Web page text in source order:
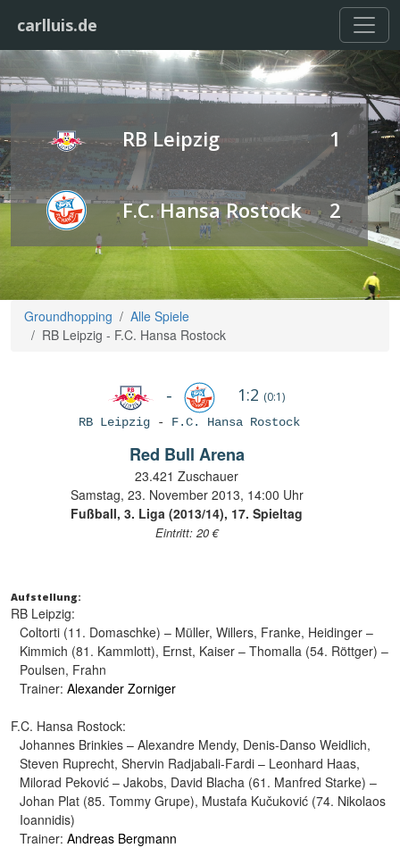
carlluis.de
RB Leipzig 1
F.C. Hansa Rostock 2
Groundhopping
Alle Spiele
RB Leipzig - F.C. Hansa Rostock
- 1:2 (0:1)
RB Leipzig- F.C. Hansa Rostock
Red Bull Arena
23.421 Zuschauer
Samstag, 23. November 2013, 14:00 Uhr
Fußball, 3. Liga (2013/14), 17. Spieltag
Eintritt: 20 €
Aufstellung:
RB Leipzig:
Coltorti (11. Domaschke) – Müller, Willers, Franke, Heidinger –
Kimmich (81. Kammlott), Ernst, Kaiser – Thomalla (54. Röttger) –
Poulsen, Frahn
Trainer: Alexander Zorniger
F.C. Hansa Rostock:
Johannes Brinkies – Alexandre Mendy, Denis-Danso Weidlich,
Steven Ruprecht, Shervin Radjabali-Fardi – Leonhard Haas,
Milorad Peković – Jakobs, David Blacha (61. Manfred Starke) –
Johan Plat (85. Tommy Grupe), Mustafa Kučuković (74. Nikolaos
Ioannidis)
Trainer: Andreas Bergmann